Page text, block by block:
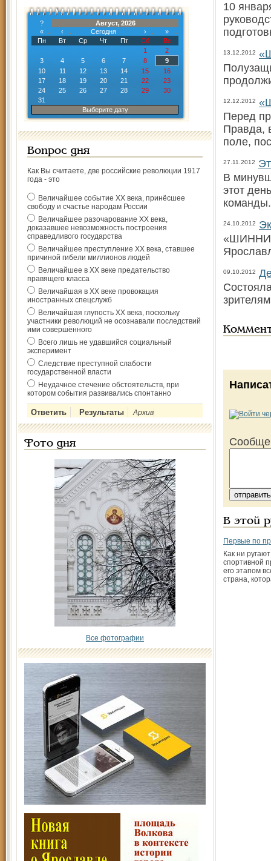
?
Август, 2026
«
‹ Сегодня ›
»
Пн
Вт Ср Чт Пт Сб
Вс
1
2
3
4 5 6 7 8
9
10
11 12 13 14 15
16
17
18 19 20 21 22
23
24
25 26 27 28 29
30
31
Выберите дату
Вопрос дня
Как Вы считаете, две российские революции 1917
года - это
Величайшее событие ХХ века, принёсшее
свободу и счастье народам России
Величайшее разочарование ХХ века,
доказавшее невозможность построения
справедливого государства
Величайшее преступление ХХ века, ставшее
причиной гибели миллионов людей
Величайшее в ХХ веке предательство
правящего класса
Величайшая в ХХ веке провокация
иностранных спецслужб
Величайшая глупость ХХ века, поскольку
участники революций не осознавали последствий
ими совершённого
Всего лишь не удавшийся социальный
эксперимент
Следствие преступной слабости
государственной власти
Неудачное стечение обстоятельств, при
котором события развивались спонтанно
Архив
Фото дня
Все фотографии
10
13.12.2012
12.12.2012
Перед
Правда,
поле,
27.11.2012
В
этот
команды.
24.10.2012
09.10.2012
В этой
Первые по
Как ни
спортивной
его этапом
страна,